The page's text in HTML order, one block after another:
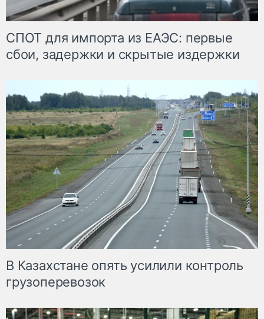
СПОТ для импорта из ЕАЭС: первые
сбои, задержки и скрытые издержки
В Казахстане опять усилили контроль
грузоперевозок